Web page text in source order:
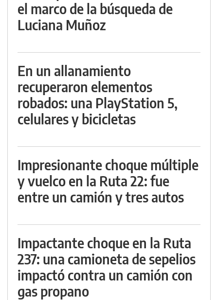
el marco de la búsqueda de
Luciana Muñoz
En un allanamiento
recuperaron elementos
robados: una PlayStation 5,
celulares y bicicletas
Impresionante choque múltiple
y vuelco en la Ruta 22: fue
entre un camión y tres autos
Impactante choque en la Ruta
237: una camioneta de sepelios
impactó contra un camión con
gas propano